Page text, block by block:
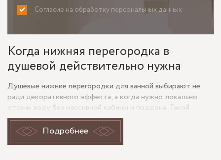
Согласие на обработку персональных данных
ПРИНИМАЮ НЕ ПРИНИМАЮ
Когда нижняя перегородка в
душевой действительно нужна
Душевые нижние перегородки для ванной выбирают не
ради декоративного эффекта, а когда нужно локально
отсечь воду без массивной кабины и поддона. Такой
формат особенно удобен в небольших ванных, где важно
сохранить воздух, свет и доступ к сантехнике. Нижняя
стеклянная перегородка работает как барьер для брызг в
Подробнее